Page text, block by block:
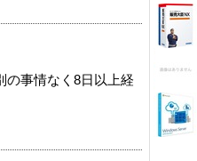
の事情なく8日以上経